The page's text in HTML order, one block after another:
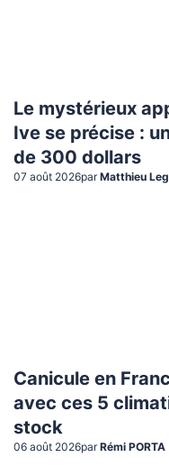
Le mystérieux
Ive se précise :
de 300 dollars
07 août 2026par Matthieu
Canicule en
avec ces 5
stock
06 août 2026par Rémi PORTA